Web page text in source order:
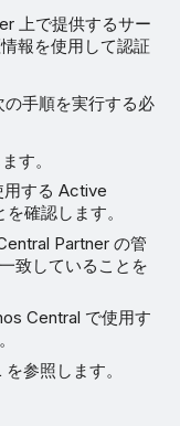
上で提供するサー
報を使用して認証
手順を実行する必
す。
する Active
確認します。
Partner の管
致していることを
Central で使用す
参照します。